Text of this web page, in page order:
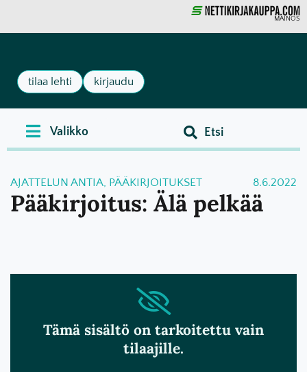
MAINOS
tilaa lehti kirjaudu
AJATTELUN ANTIA, PÄÄKIRJOITUKSET 8.6.2022
Pääkirjoitus: Älä pelkää
Tämä sisältö on tarkoitettu vain
tilaajille.